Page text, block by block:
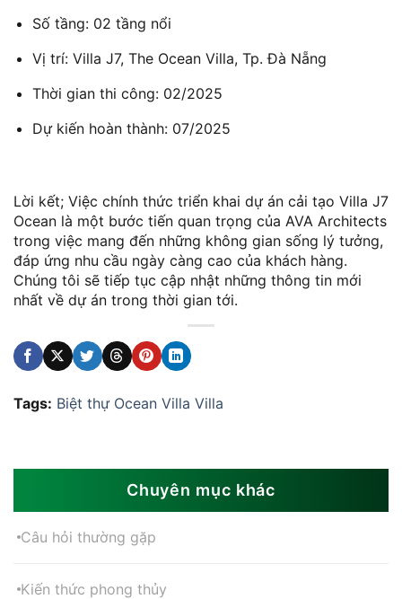
Số tầng: 02 tầng nổi
Vị trí: Villa J7, The Ocean Villa, Tp. Đà Nẵng
Thời gian thi công: 02/2025
Dự kiến hoàn thành: 07/2025
Lời kết; Việc chính thức triển khai dự án cải tạo Villa J7
Ocean là một bước tiến quan trọng của AVA Architects
trong việc mang đến những không gian sống lý tưởng,
đáp ứng nhu cầu ngày càng cao của khách hàng.
Chúng tôi sẽ tiếp tục cập nhật những thông tin mới
nhất về dự án trong thời gian tới.
Tags: Biệt thự Ocean Villa Villa
Chuyên mục khác
Câu hỏi thường gặp
Kiến thức phong thủy